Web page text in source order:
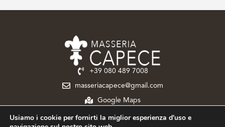
+39 080 489 7008‬
masseriacapece@gmail.com
Google Maps
Usiamo i cookie per fornirti la miglior esperienza d'uso e